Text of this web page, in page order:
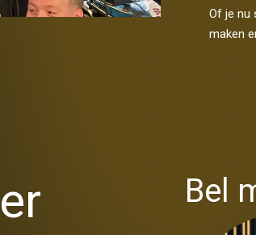
Of je nu
maken
Bel